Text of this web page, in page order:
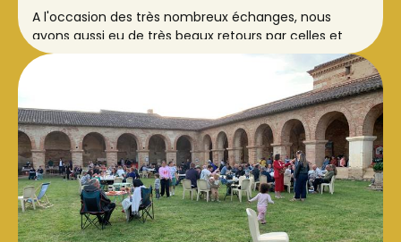
A l'occasion des très nombreux échanges, nous
avons aussi eu de très beaux retours par celles et
ceux qui avaient déjà fait la visite.
Merci à toutes et tous les bénévoles qui ont pu
participer à cette opération, au clown « Bobo »
notamment. RDV au 11 octobre pour une nouvelle
présence au marché, sous une température plus
clémente sans aucun doute !